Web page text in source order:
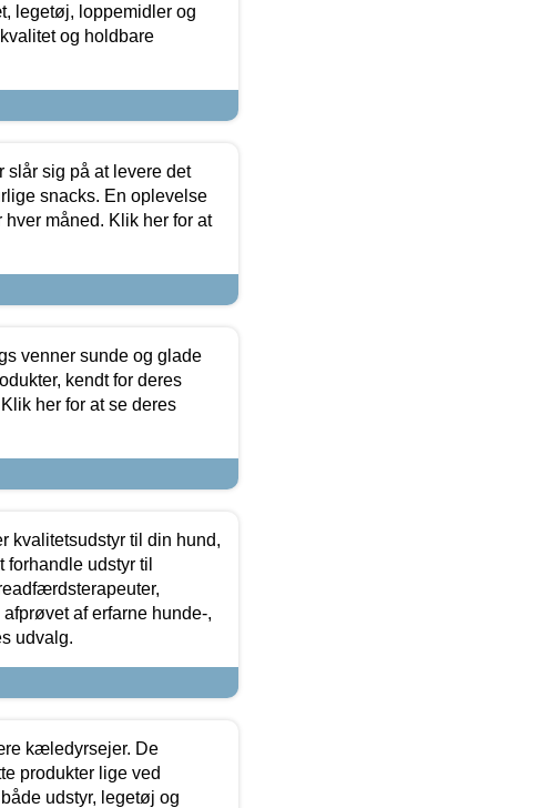
legetøj, loppemidler og
og holdbare
slår sig på at levere det
snacks. En oplevelse
måned. Klik her for at
venner sunde og glade
kendt for deres
her for at se deres
kvalitetsudstyr til din hund,
udstyr til
af erfarne hunde-,
udvalg.
kæledyrsejer. De
produkter lige ved
udstyr, legetøj og